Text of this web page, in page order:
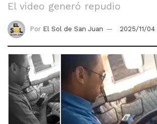
El video generó repudio
Por El Sol de San Juan 2025/11/04